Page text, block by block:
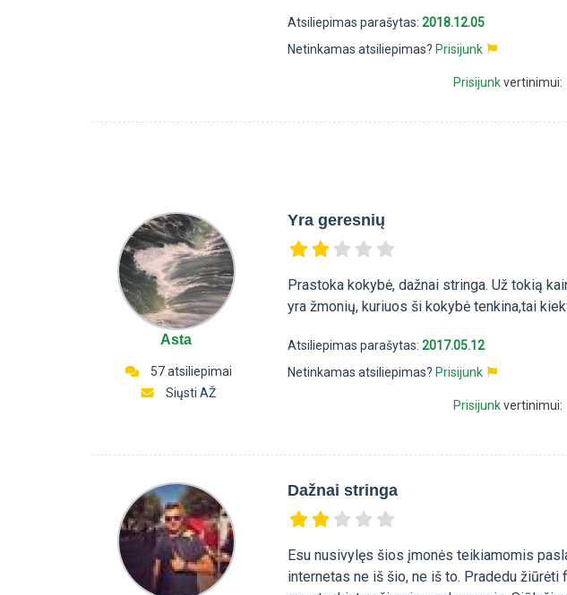
Atsiliepimas parašytas:2018.12.05
Netinkamas atsiliepimas? Prisijunk
Prisijunkvertinimui:
Asta
57 atsiliepimai
Siųsti AŽ
Yra geresnių
Prastoka kokybė, dažnai stringa. Už tokią
yra žmonių, kuriuos ši kokybė tenkina,tai
Atsiliepimas parašytas:2017.05.12
Netinkamas atsiliepimas? Prisijunk
Prisijunkvertinimui:
Dažnai stringa
Esu nusivylęs šios įmonės teikiamomis
internetas ne iš šio, ne iš to. Pradedu